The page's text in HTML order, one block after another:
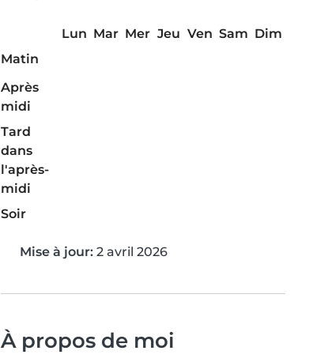
Lun Mar Mer Jeu Ven Sam Dim
Matin
Après
midi
Tard
dans
l'après-
midi
Soir
Mise à jour: 2 avril 2026
À propos de moi